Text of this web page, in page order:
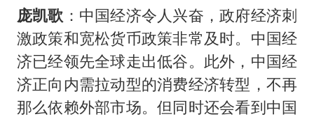
庞凯歌 ：中国经济令人兴奋，政府经济刺
激政策和宽松货币政策非常及时。中国经
济已经领先全球走出低谷。此外，中国经
济正向内需拉动型的消费经济转型，不再
那么依赖外部市场。但同时还会看到中国